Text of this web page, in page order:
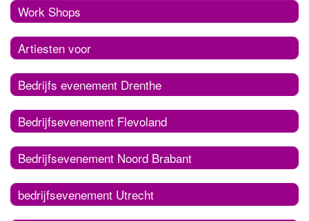
Work Shops
Artiesten voor
Bedrijfs evenement Drenthe
Bedrijfsevenement Flevoland
Bedrijfsevenement Noord Brabant
bedrijfsevenement Utrecht